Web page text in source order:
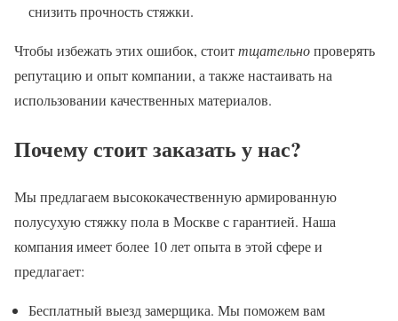
снизить прочность стяжки.
Чтобы избежать этих ошибок, стоиттщательнопроверять
репутацию и опыт компании, а также настаивать на
использовании качественных материалов.
Почему стоит заказать у нас?
Мы предлагаем высококачественную армированную
полусухую стяжку пола в Москве с гарантией. Наша
компания имеет более 10 лет опыта в этой сфере и
предлагает:
Бесплатный выезд замерщика. Мы поможем вам